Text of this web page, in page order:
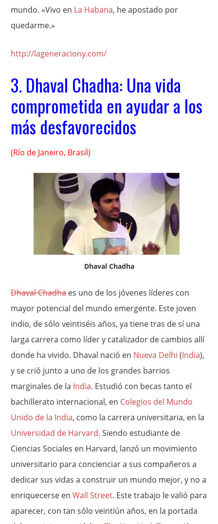
mundo. «Vivo en La Habana, he apostado por
quedarme.»
http://lageneraciony.com/
3. Dhaval Chadha: Una vida
comprometida en ayudar a los
más desfavorecidos
(Río de Janeiro, Brasil)
Dhaval Chadha
Dhaval Chadhaes uno de los jóvenes líderes con
mayor potencial del mundo emergente. Este joven
indio, de sólo veintiséis años, ya tiene tras de sí una
larga carrera como líder y catalizador de cambios allí
donde ha vivido. Dhaval nació en Nueva Delhi (India),
y se crió junto a uno de los grandes barrios
marginales de la India. Estudió con becas tanto el
bachillerato internacional, en Colegios del Mundo
Unido de la India, como la carrera universitaria, en la
Universidad de Harvard. Siendo estudiante de
Ciencias Sociales en Harvard, lanzó un movimiento
universitario para concienciar a sus compañeros a
dedicar sus vidas a construir un mundo mejor, y no a
enriquecerse enWall Street. Este trabajo le valió para
aparecer, con tan sólo veintiún años, en la portada